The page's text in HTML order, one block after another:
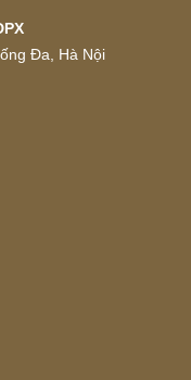
Đa, Hà Nội